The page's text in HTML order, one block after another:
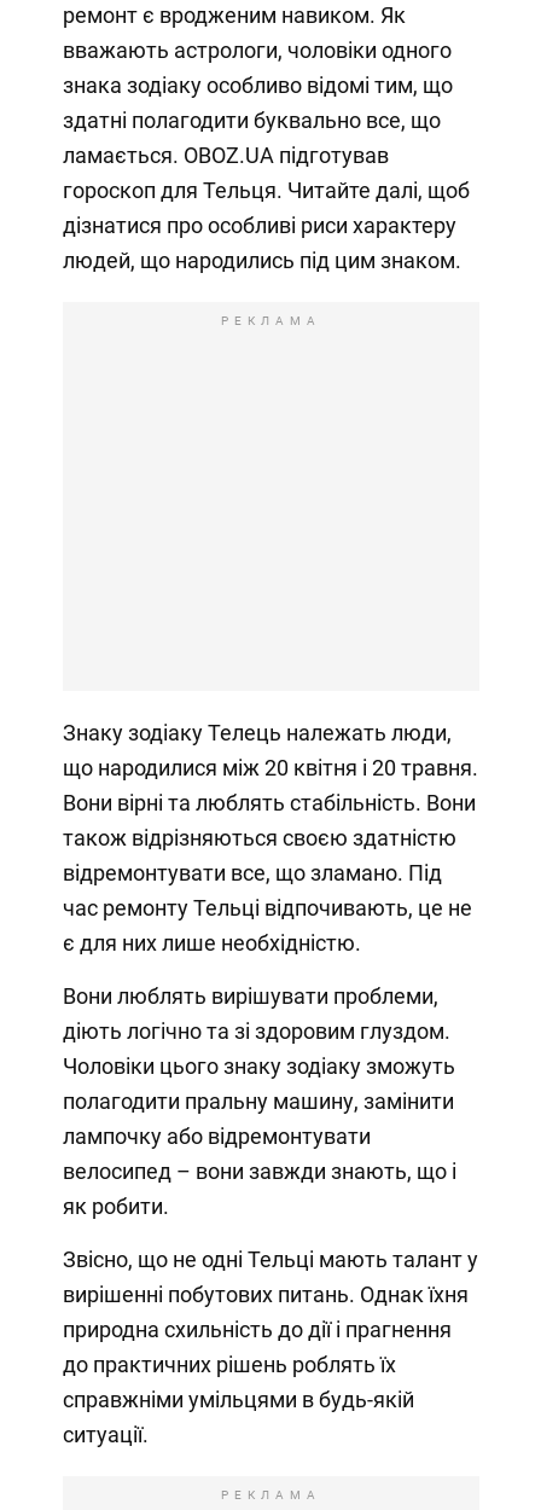
ремонт є вродженим навиком. Як
вважають астрологи, чоловіки одного
знака зодіаку особливо відомі тим, що
здатні полагодити буквально все, що
ламається. OBOZ.UA підготував
гороскоп для Тельця. Читайте далі, щоб
дізнатися про особливі риси характеру
людей, що народились під цим знаком.
РЕКЛАМА
Знаку зодіаку Телець належать люди,
що народилися між 20 квітня і 20 травня.
Вони вірні та люблять стабільність. Вони
також відрізняються своєю здатністю
відремонтувати все, що зламано. Під
час ремонту Тельці відпочивають, це не
є для них лише необхідністю.
Вони люблять вирішувати проблеми,
діють логічно та зі здоровим глуздом.
Чоловіки цього знаку зодіаку зможуть
полагодити пральну машину, замінити
лампочку або відремонтувати
велосипед – вони завжди знають, що і
як робити.
Звісно, що не одні Тельці мають талант у
вирішенні побутових питань. Однак їхня
природна схильність до дії і прагнення
до практичних рішень роблять їх
справжніми умільцями в будь-якій
ситуації.
РЕКЛАМА